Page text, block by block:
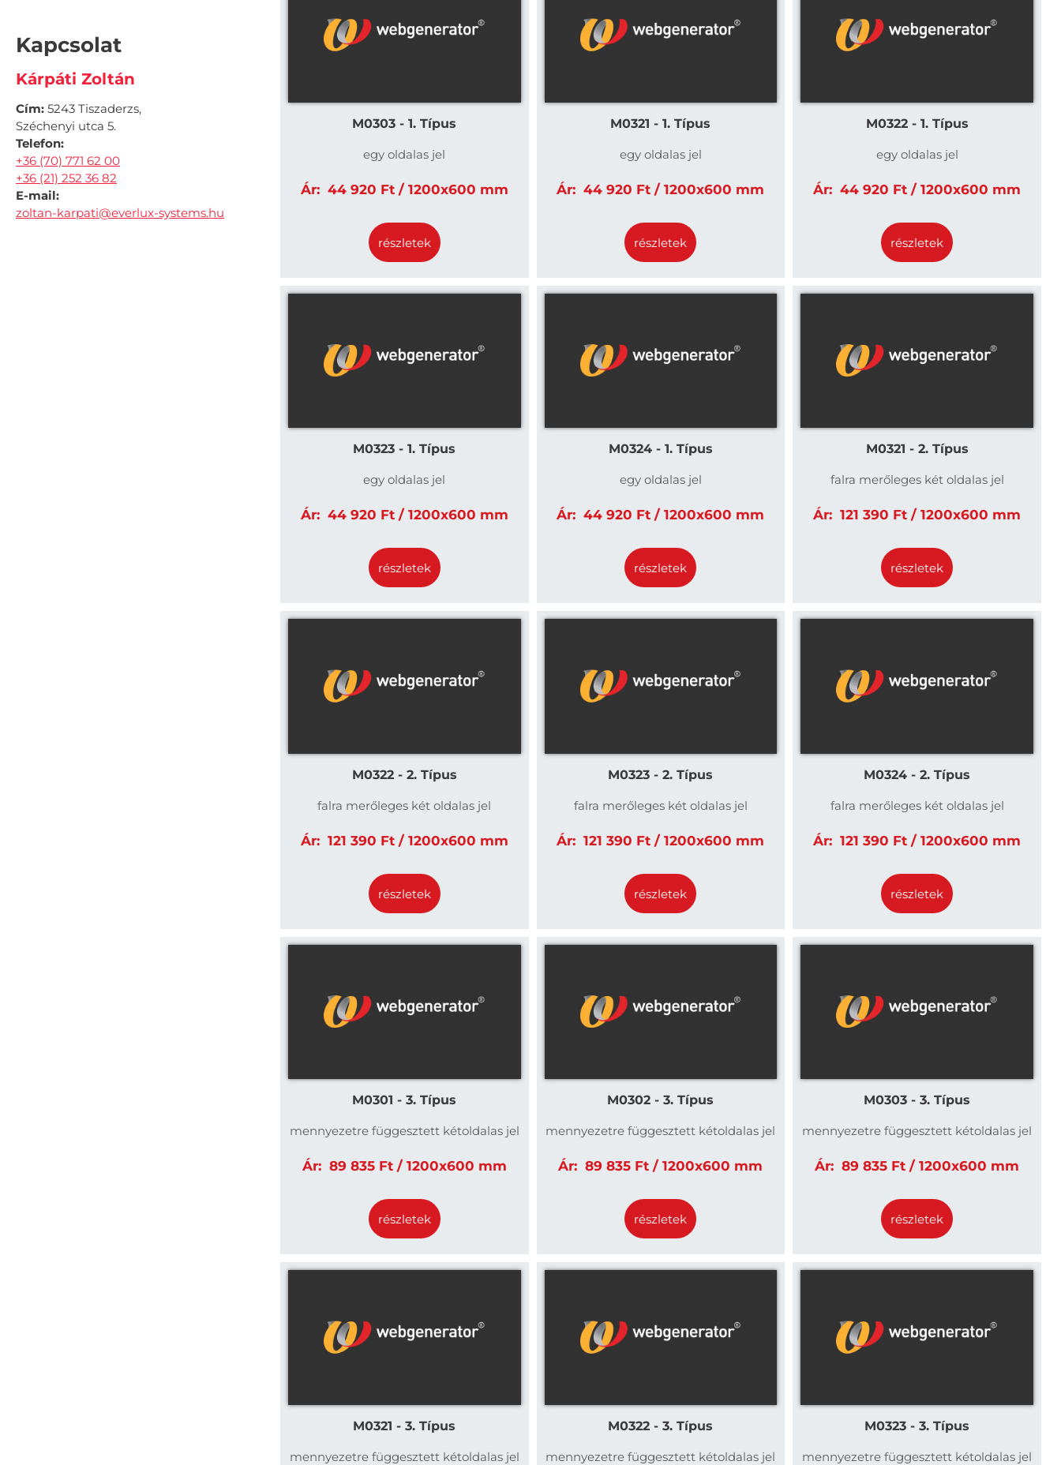
Kapcsolat
Kárpáti Zoltán
Cím: 5243 Tiszaderzs,
Széchenyi utca 5.
Telefon:
+36 (70) 771 62 00
+36 (21) 252 36 82
E-mail:
zoltan-karpati@everlux-systems.hu
M0303 - 1. Típus
egy oldalas jel
Ár:44 920 Ft / 1200x600 mm
részletek
M0321 - 1. Típus
egy oldalas jel
Ár: 44 920 Ft / 1200x600 mm
részletek
M0322 - 1. Típus
egy oldalas jel
Ár: 44 920 Ft / 1200x600 mm
részletek
M0323 - 1. Típus
egy oldalas jel
Ár:44 920 Ft / 1200x600 mm
részletek
M0324 - 1. Típus
egy oldalas jel
Ár: 44 920 Ft / 1200x600 mm
részletek
M0321 - 2. Típus
falra merőleges két oldalas jel
Ár: 121 390 Ft / 1200x600 mm
részletek
M0322 - 2. Típus
falra merőleges két oldalas jel
Ár:121 390 Ft / 1200x600 mm
részletek
M0323 - 2. Típus
falra merőleges két oldalas jel
Ár: 121 390 Ft / 1200x600 mm
részletek
M0324 - 2. Típus
falra merőleges két oldalas jel
Ár: 121 390 Ft / 1200x600 mm
részletek
M0301 - 3. Típus
mennyezetre függesztett kétoldalas jel
Ár:89 835 Ft / 1200x600 mm
részletek
M0302 - 3. Típus
mennyezetre függesztett kétoldalas jel
Ár: 89 835 Ft / 1200x600 mm
részletek
M0303 - 3. Típus
mennyezetre függesztett kétoldalas jel
Ár: 89 835 Ft / 1200x600 mm
részletek
M0321 - 3. Típus
mennyezetre függesztett kétoldalas jel
M0322 - 3. Típus
mennyezetre függesztett kétoldalas jel
M0323 - 3. Típus
mennyezetre függesztett kétoldalas jel